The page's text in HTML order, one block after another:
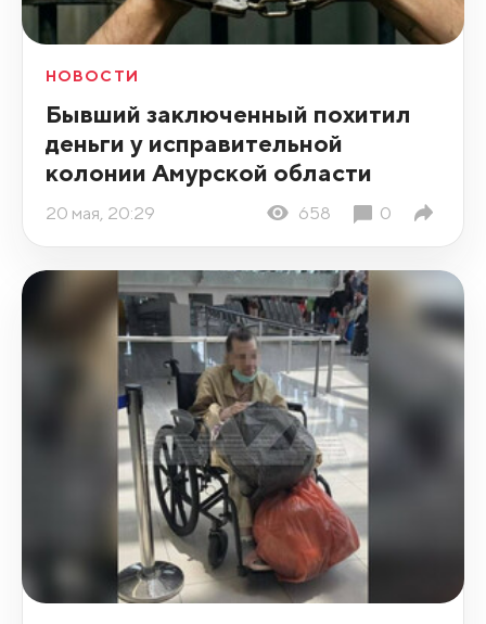
НОВОСТИ
Бывший заключенный похитил
деньги у исправительной
колонии Амурской области
20 мая, 20:29 658 0